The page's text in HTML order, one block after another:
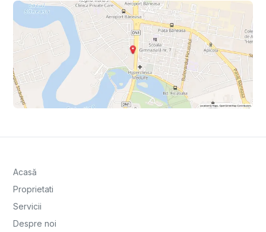
Acasă
Proprietati
Servicii
Despre noi